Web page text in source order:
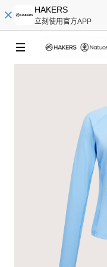
HAKERS
立刻使用官方APP